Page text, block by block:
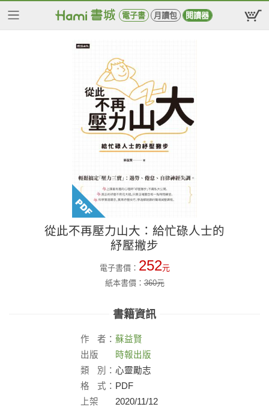
電子書 月讀包 閱讀器
從此不再壓力山大：給忙碌人士的
紓壓撇步
電子書價： 252元
紙本書價：360元
書籍資訊
作 者： 蘇益賢
出版
社：
時報出版
類
別： 心靈勵志
格
式： PDF
上架
2020/11/12